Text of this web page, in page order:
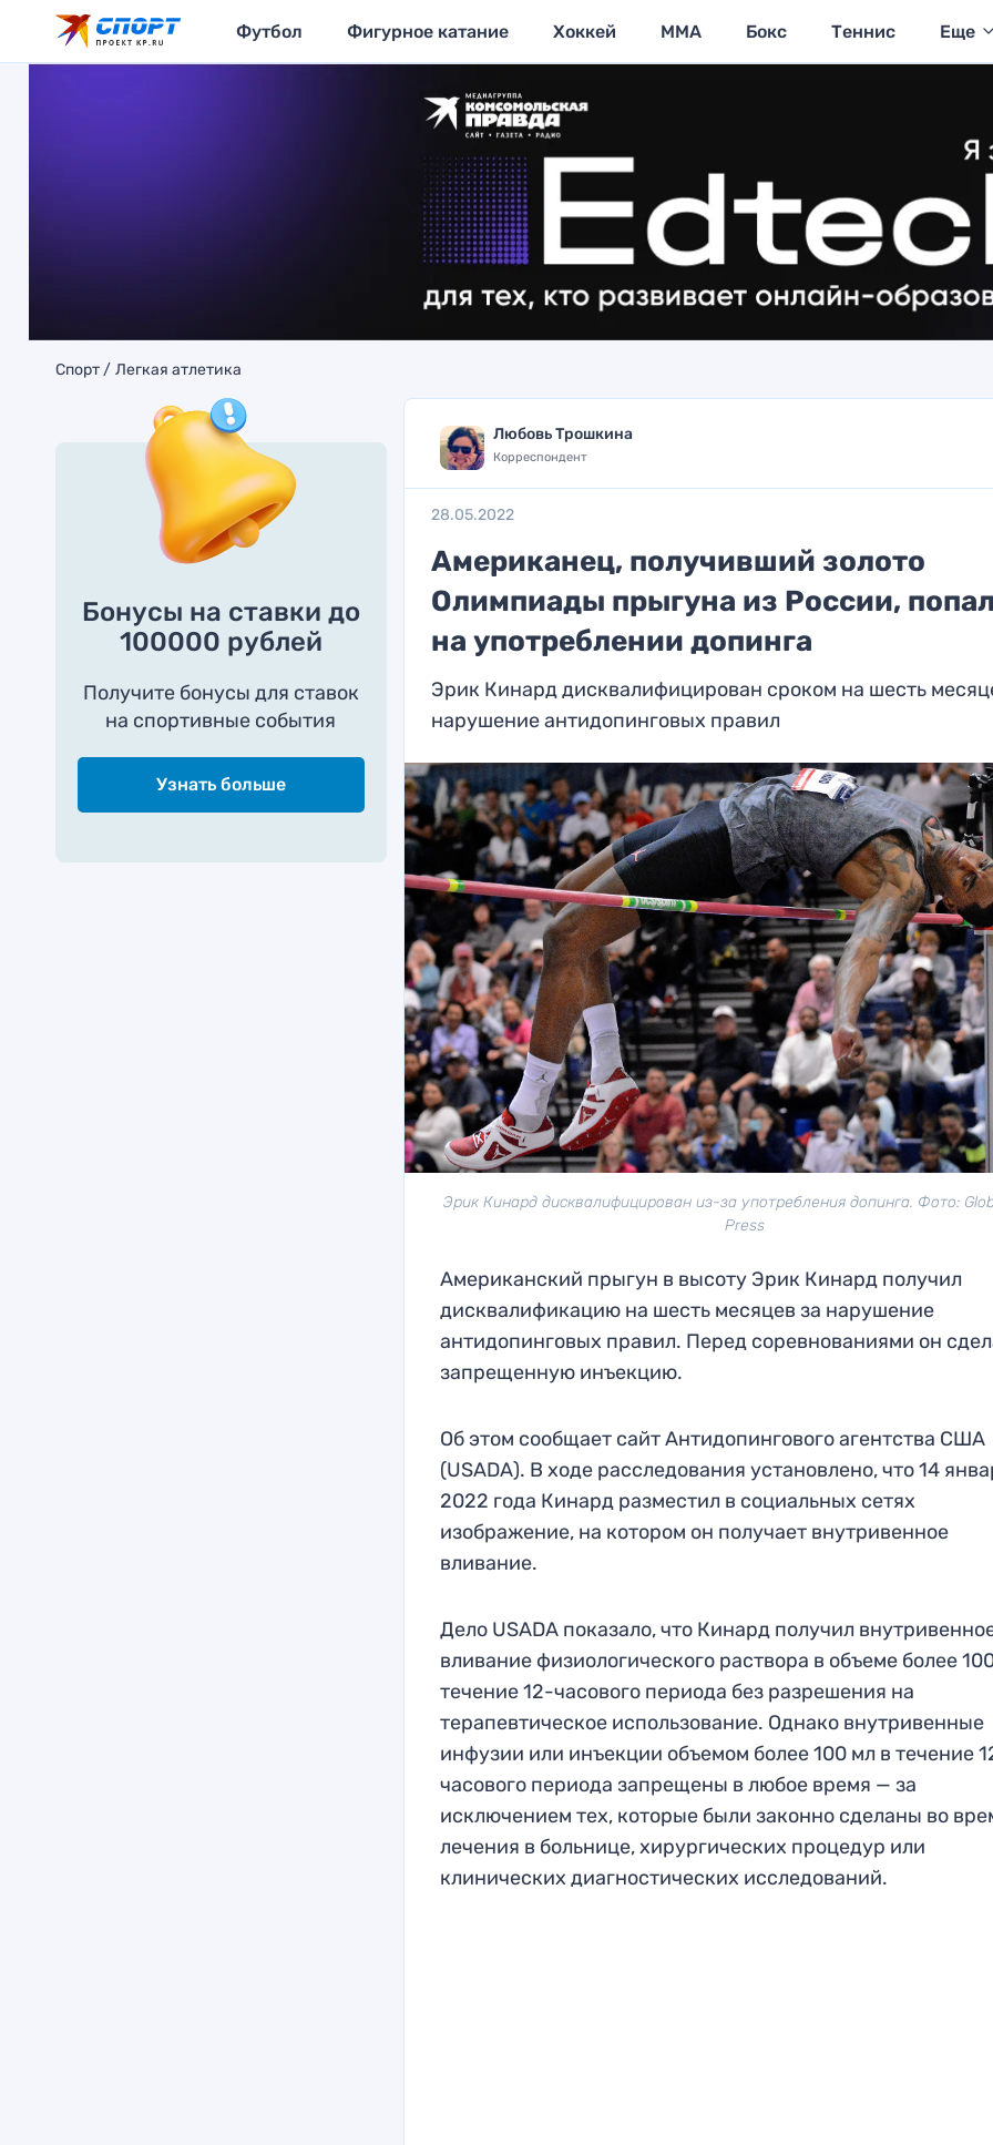
Футбол Фигурное катание Хоккей MMA Бокс Теннис Еще
Спорт Легкая атлетика
Бонусы на ставки до
100000 рублей
Получите бонусы для ставок
на спортивные события
Узнать больше
Любовь Трошкина
Корреспондент
28.05.2022
Американец, получивший золото
Олимпиады прыгуна из России,
на употреблении допинга
Эрик Кинард дисквалифицирован сроком на шесть
нарушение антидопинговых правил
Эрик Кинард дисквалифицирован из-за употребления допинга. Фото:
Press
Американский прыгун в высоту Эрик Кинард получил
дисквалификацию на шесть месяцев за нарушение
антидопинговых правил. Перед соревнованиями он
запрещенную инъекцию.
Об этом сообщает сайт Антидопингового агентства США
(USADA). В ходе расследования установлено, что 14
2022 года Кинард разместил в социальных сетях
изображение, на котором он получает внутривенное
вливание.
Дело USADA показало, что Кинард получил
вливание физиологического раствора в объеме более
течение 12-часового периода без разрешения на
терапевтическое использование. Однако внутривенные
инфузии или инъекции объемом более 100 мл в течение
часового периода запрещены в любое время — за
исключением тех, которые были законно сделаны во
лечения в больнице, хирургических процедур или
клинических диагностических исследований.